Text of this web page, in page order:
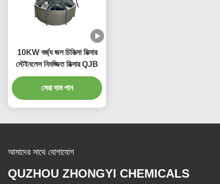
10KW বর্জ্য জল চিকিত্সা মিক্সার
স্টেইনলেস নিমজ্জিত মিক্সার QJB
সেরা দাম পান
আমাদের সাথে যোগাযোগ
QUZHOU ZHONGYI CHEMICALS